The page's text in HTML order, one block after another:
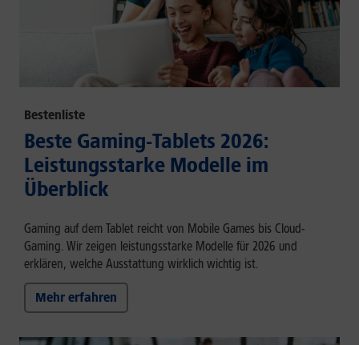
Bestenliste
Beste Gaming-Tablets 2026:
Leistungsstarke Modelle im
Überblick
Gaming auf dem Tablet reicht von Mobile Games bis Cloud-
Gaming. Wir zeigen leistungsstarke Modelle für 2026 und
erklären, welche Ausstattung wirklich wichtig ist.
Mehr erfahren